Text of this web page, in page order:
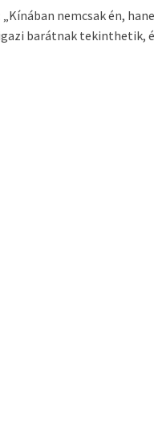
nemcsak én,
barátnak tekinthetik,